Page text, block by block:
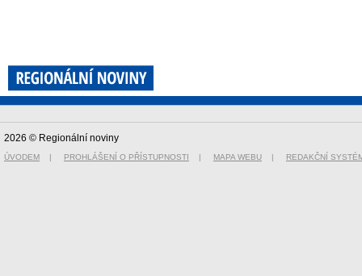
2026 © Regionální noviny
ÚVODEM | PROHLÁŠENÍ O PŘÍSTUPNOSTI | MAPA WEBU | REDAKČNÍ